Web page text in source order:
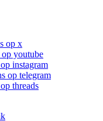
op x
youtube
instagram
op telegram
threads